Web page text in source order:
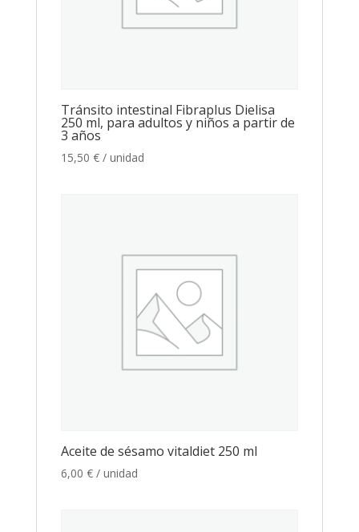
Tránsito intestinal Fibraplus Dielisa
250 ml, para adultos y niños a partir de
3 años
15,50 € / unidad
Aceite de sésamo vitaldiet 250 ml
6,00 € / unidad